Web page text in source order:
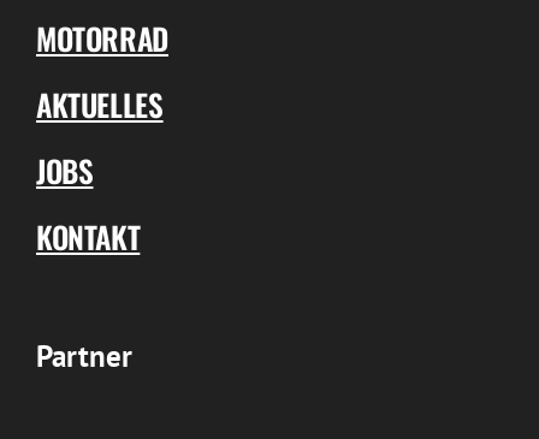
MOTORRAD
AKTUELLES
JOBS
KONTAKT
Partner